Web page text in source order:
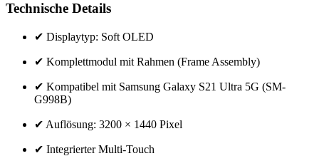
Technische Details
✔ Displaytyp: Soft OLED
✔ Komplettmodul mit Rahmen (Frame Assembly)
✔ Kompatibel mit Samsung Galaxy S21 Ultra 5G (SM-
G998B)
✔ Auflösung: 3200 × 1440 Pixel
✔ Integrierter Multi-Touch